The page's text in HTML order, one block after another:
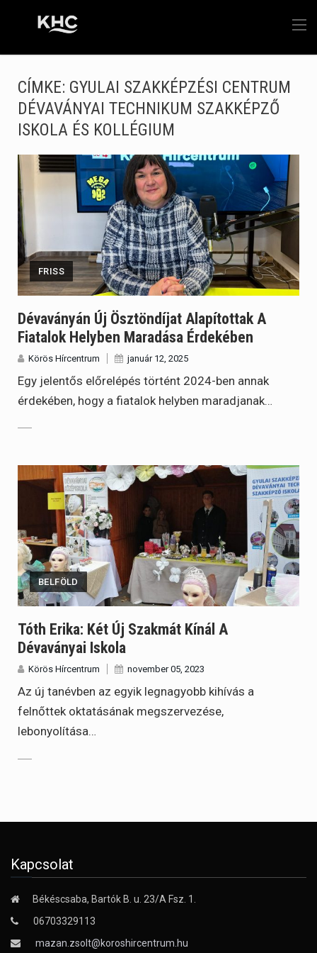
CÍMKE: GYULAI SZAKKÉPZÉSI CENTRUM
DÉVAVÁNYAI TECHNIKUM SZAKKÉPZŐ
ISKOLA ÉS KOLLÉGIUM
FRISS
Dévaványán Új Ösztöndíjat Alapítottak A
Fiatalok Helyben Maradása Érdekében
Körös Hírcentrum január 12, 2025
Egy jelentős előrelépés történt 2024-ben annak
érdekében, hogy a fiatalok helyben maradjanak…
BELFÖLD
Tóth Erika: Két Új Szakmát Kínál A
Dévaványai Iskola
Körös Hírcentrum november 05, 2023
Az új tanévben az egyik legnagyobb kihívás a
felnőttek oktatásának megszervezése,
lebonyolítása…
Kapcsolat
Békéscsaba, Bartók B. u. 23/A Fsz. 1.
06703329113
mazan.zsolt@koroshircentrum.hu